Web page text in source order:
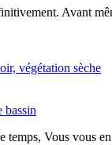
Avant
temps, Vous vous